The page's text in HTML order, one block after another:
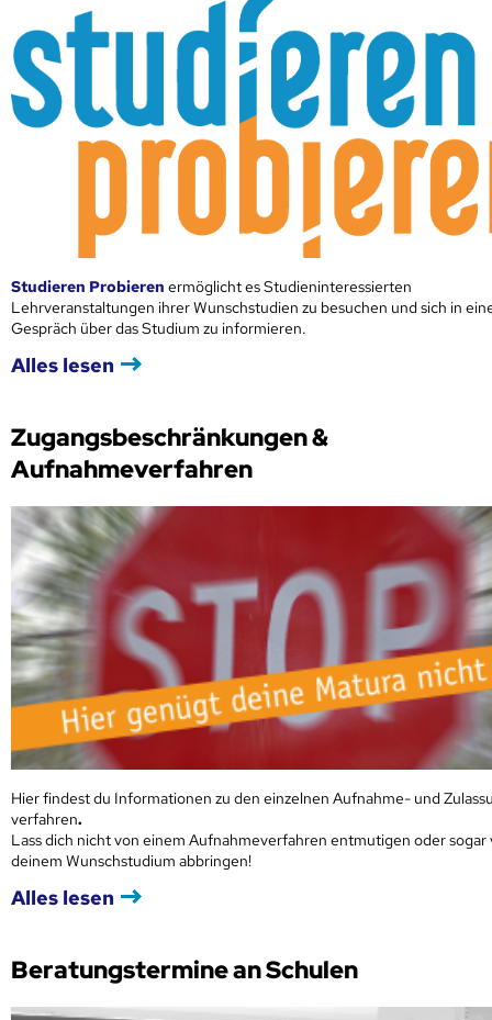
Studieren Probieren ermöglicht es Studieninteressierten
Lehrveranstaltungen ihrer Wunschstudien zu besuchen und sich in
Gespräch über das Studium zu informieren.
Alles lesen
Zugangsbeschränkungen &
Aufnahmeverfahren
Hier findest du Informationen zu den einzelnen Aufnahme- und
verfahren.
Lass dich nicht von einem Aufnahmeverfahren entmutigen oder sogar
deinem Wunschstudium abbringen!
Alles lesen
Beratungstermine an Schulen